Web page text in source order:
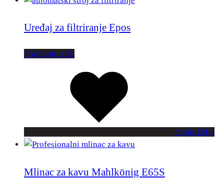
Uređaj za filtriranje Epos
Pročitajte više
Popis želja
Mlinac za kavu Mahlkönig E65S